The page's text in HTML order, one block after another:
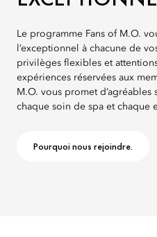
Le programme Fans of M.O.
l’exceptionnel à chacune de
privilèges flexibles et
expériences réservées aux
M.O. vous promet d’agréables
chaque soin de spa et chaque
Pourquoi nous rejoindre.